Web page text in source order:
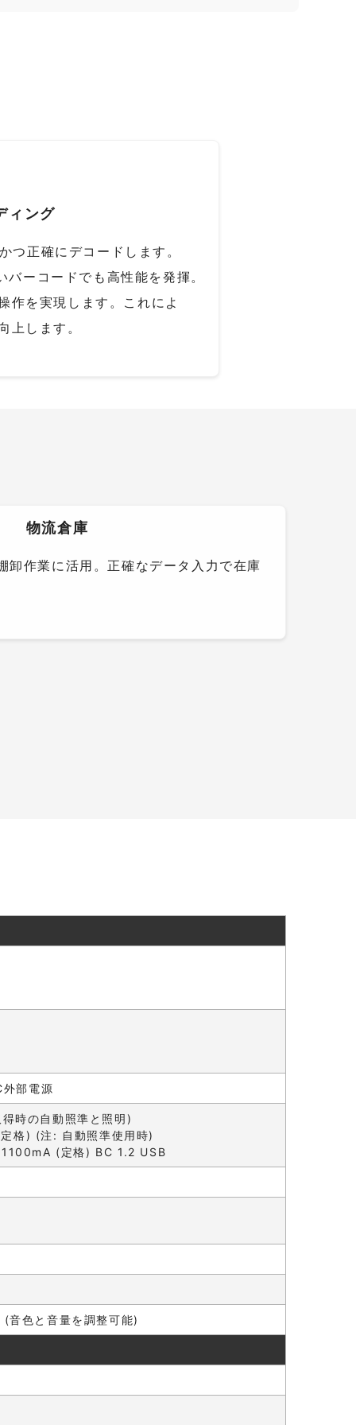
ィング
正確にデコードします。
ーコードでも高性能を発揮。
作を実現します。これによ
上します。
物流倉庫
卸作業に活用。正確なデータ入力で在庫
部電源
時の自動照準と照明)
格) (注: 自動照準使用時)
1100mA (定格) BC 1.2 USB
音色と音量を調整可能)